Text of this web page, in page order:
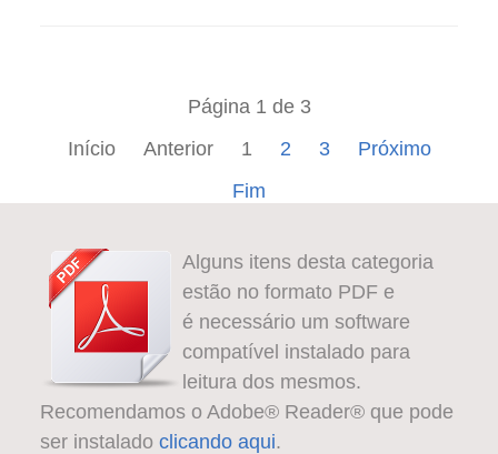
Página 1 de 3
Início
Anterior 1 2 3
Próximo
Fim
Alguns itens desta categoria
estão no formato PDF e
é necessário um software
compatível instalado para
leitura dos mesmos.
Recomendamos o Adobe® Reader® que pode
ser instaladoclicando aqui.